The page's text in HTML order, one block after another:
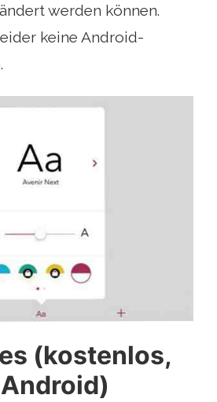
werden können.
keine Android-
(kostenlos,